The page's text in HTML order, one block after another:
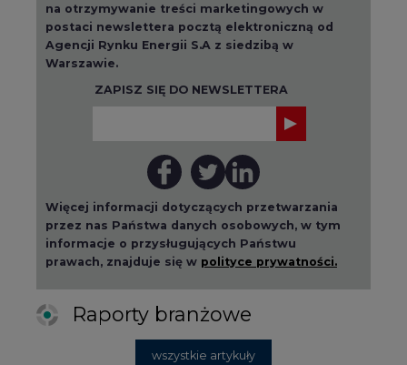
na otrzymywanie treści marketingowych w
postaci newslettera pocztą elektroniczną od
Agencji Rynku Energii S.A z siedzibą w
Warszawie.
ZAPISZ SIĘ DO NEWSLETTERA
Więcej informacji dotyczących przetwarzania
przez nas Państwa danych osobowych, w tym
informacje o przysługujących Państwu
prawach, znajduje się w polityce prywatności.
Raporty branżowe
wszystkie artykuły